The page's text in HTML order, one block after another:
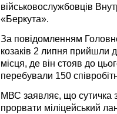
військовослужбовців
«Беркута».
За повідомленням
козаків 2 липня прийшли
місця, де він стояв до
перебували 150
МВС заявляє, що сутичка
прорвати міліцейський